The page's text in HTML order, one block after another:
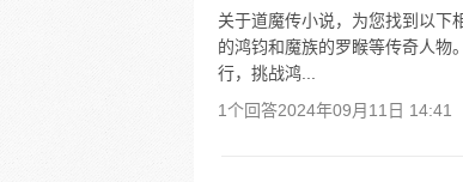
关于道魔传小说，为您找到以下
的鸿钧和魔族的罗睺等传奇人物
行，挑战鸿...
1个回答2024年09月11日 14:41